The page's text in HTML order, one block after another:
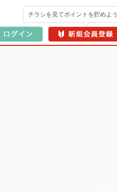
チラシを見てポイントを貯めよう